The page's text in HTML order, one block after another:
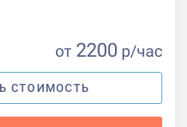
от 2200 р/час
СТОИМОСТЬ